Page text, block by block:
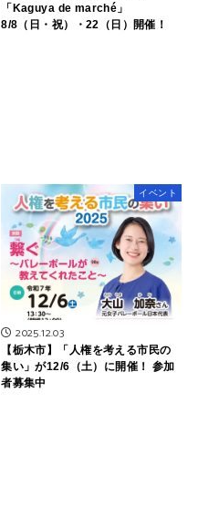
「Kaguya de marché」
8/8（日・祝）・22（日）開催！
イベント
2025.12.03
【栃木市】「人権を考える市民の
集い」が12/6（土）に開催！ 参加
者募集中